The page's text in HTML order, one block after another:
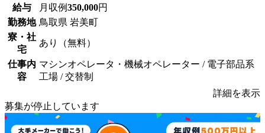
給与 月収例350,000円
勤務地 鳥取県 岩美町
寮・社
宅
あり（無料）
仕事内
容
マシンオペレータ・機械オペレーター / 電子部品系
工場 / 交替制
詳細を表示
募集が停止しています